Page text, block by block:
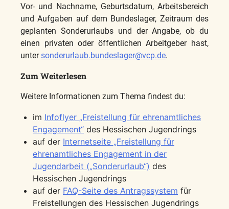
Vor- und Nachname, Geburtsdatum, Arbeitsbereich
und Aufgaben auf dem Bundeslager, Zeitraum des
geplanten Sonderurlaubs und der Angabe, ob du
einen privaten oder öffentlichen Arbeitgeber hast,
untersonderurlaub.bundeslager@vcp.de.
Zum Weiterlesen
Weitere Informationen zum Thema findest du:
im Infoflyer „Freistellung für ehrenamtliches
Engagement“ des Hessischen Jugendrings
auf der Internetseite „Freistellung für
ehrenamtliches Engagement in der
Jugendarbeit („Sonderurlaub“) des
Hessischen Jugendrings
auf der FAQ-Seite des Antragssystem für
Freistellungen des Hessischen Jugendrings